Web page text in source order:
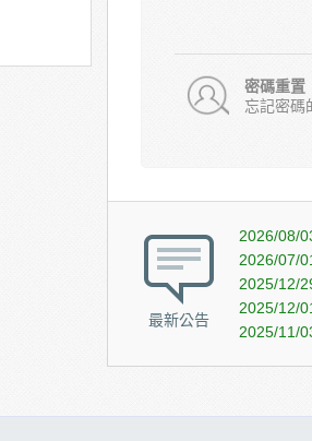
密碼重置
忘記密碼
最新公告
2026/08/
2026/07/
2025/12/
2025/12/
2025/11/